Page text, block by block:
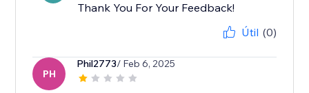
Thank You For Your Feedback!
Útil (0)
PH
Phil2773/ Feb 6, 2025